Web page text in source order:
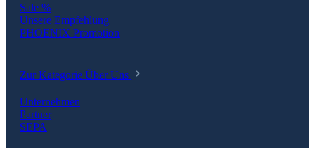
Sale %
Unsere Empfehlung
PHOENIX Promotion
Zur Kategorie Über Uns
Unternehmen
Partner
SEPA